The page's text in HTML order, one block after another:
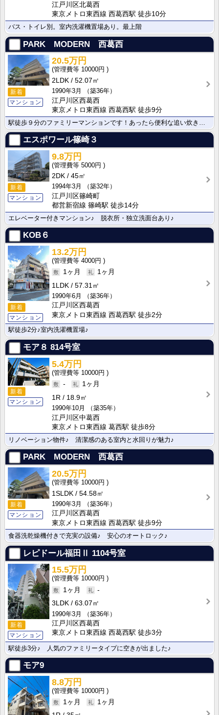
江戸川区北葛西
東京メトロ東西線 西葛西駅 徒歩10分
バス・トイレ別。室内洗濯機置場あり。最上階
PARK MODERN 西葛西
新着
マンション
20.5万円
10000円
2LDK
52.07㎡
1990年3月
（築36年）
江戸川区西葛西
東京メトロ東西線 西葛西駅 徒歩9分
駅徒歩９分のファミリーマンションです！あったら便利な追い炊き機能付き！
エスポワール篠崎３
新着
マンション
9.8万円
5000円
2DK
45㎡
1994年3月
（築32年）
江戸川区篠崎町
都営新宿線 篠崎駅 徒歩14分
エレベーター付きマンション♪ 脱衣所・独立洗面台あり♪
KOB６
新着
マンション
13.2万円
4000円
1ヶ月
1ヶ月
1LDK
57.31㎡
1990年6月
（築36年）
江戸川区西葛西
東京メトロ東西線 西葛西駅 徒歩2分
駅徒歩2分♪室内洗濯機置場♪
モア８ 814号室
新着
マンション
5.4万円
10000円
-
1ヶ月
1R
18.9㎡
1990年10月
（築35年）
江戸川区中葛西
東京メトロ東西線 葛西駅 徒歩8分
リノベーション物件♪ 清潔感のある室内と水回りが魅力♪
PARK MODERN 西葛西
新着
マンション
20.5万円
10000円
1SLDK
54.58㎡
1990年3月
（築36年）
江戸川区西葛西
東京メトロ東西線 西葛西駅 徒歩9分
食器洗乾燥機付きで充実の設備♪ 安心のオートロック♪
レピドール福田Ⅱ 1104号室
新着
マンション
15.5万円
10000円
1ヶ月
-
3LDK
63.07㎡
1990年3月
（築36年）
江戸川区西葛西
東京メトロ東西線 西葛西駅 徒歩3分
駅徒歩3分♪ 人気のファミリータイプに空きが出ました♪
モア9
8.8万円
10000円
1ヶ月
1ヶ月